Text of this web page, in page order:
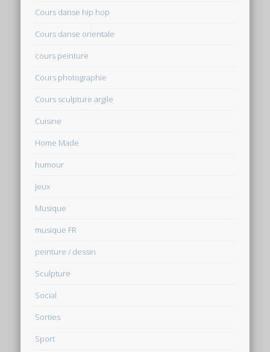
Cours danse hip hop
Cours danse orientale
cours peinture
Cours photographie
Cours sculpture argile
Cuisine
Home Made
humour
Jeux
Musique
musique FR
peinture / dessin
Sculpture
Social
Sorties
Sport